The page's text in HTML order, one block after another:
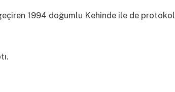
1994 doğumlu Kehinde ile de protokol